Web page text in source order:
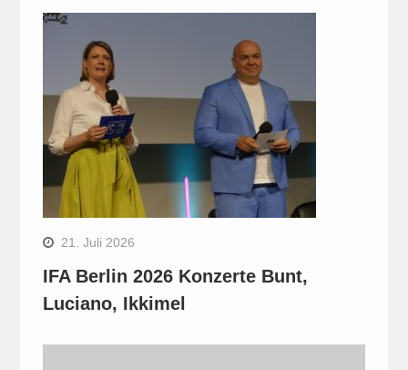
21. Juli 2026
IFA Berlin 2026 Konzerte Bunt,
Luciano, Ikkimel